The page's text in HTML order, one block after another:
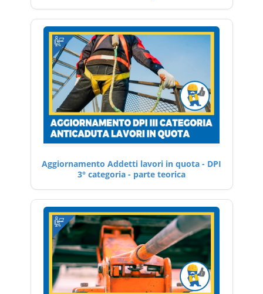
Aggiornamento Addetti lavori in quota - DPI
3° categoria - parte teorica